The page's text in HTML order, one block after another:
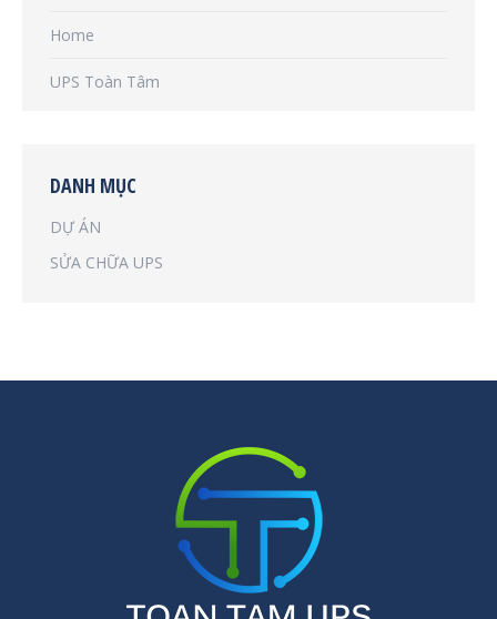
Home
UPS Toàn Tâm
DANH MỤC
DỰ ÁN
SỬA CHỮA UPS